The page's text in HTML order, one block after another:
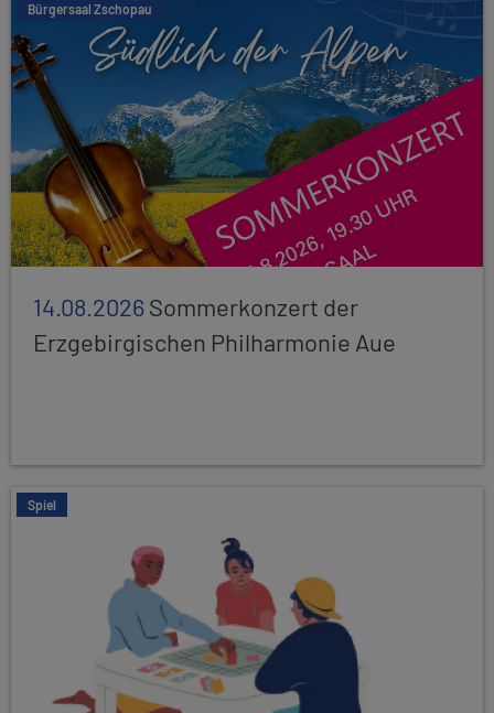
Bürgersaal Zschopau
14.08.2026Sommerkonzert der
Erzgebirgischen Philharmonie Aue
Spiel